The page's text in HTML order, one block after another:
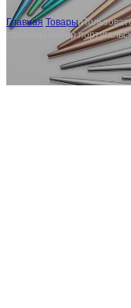
Главная/Товары/
приборы набор